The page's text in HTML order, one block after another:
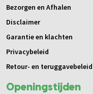
Openingstijden
Bezorgen en Afhalen
Disclaimer
Garantie en klachten
Privacybeleid
Retour- en teruggavebeleid